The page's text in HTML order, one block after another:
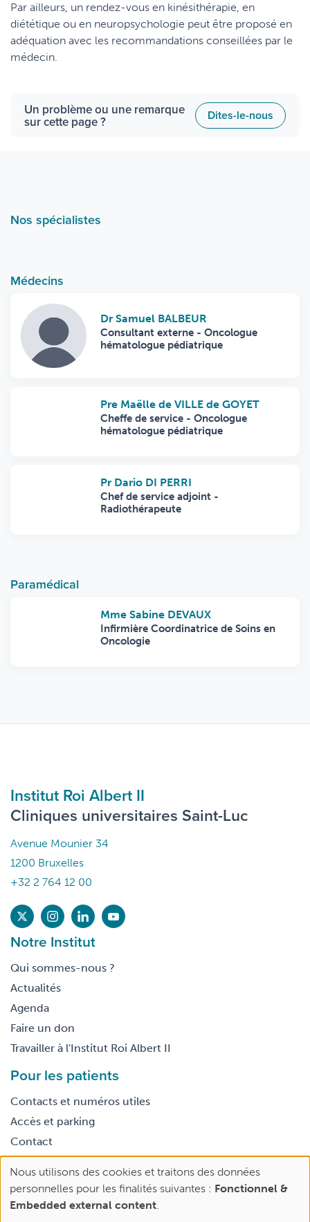
Par ailleurs, un rendez-vous en kinésithérapie, en
diététique ou en neuropsychologie peut être proposé en
adéquation avec les recommandations conseillées par le
médecin.
Un problème ou une remarque
sur cette page ? Dites-le-nous
Nos spécialistes
Médecins
Dr Samuel BALBEUR
Consultant externe - Oncologue
hématologue pédiatrique
Pre Maëlle de VILLE de GOYET
Cheffe de service - Oncologue
hématologue pédiatrique
Pr Dario DI PERRI
Chef de service adjoint -
Radiothérapeute
Paramédical
Mme Sabine DEVAUX
Infirmière Coordinatrice de Soins en
Oncologie
Institut Roi Albert II
Cliniques universitaires Saint-Luc
Avenue Mounier 34
1200 Bruxelles
+32 2 764 12 00
Notre Institut
Qui sommes-nous ?
Actualités
Agenda
Faire un don
Travailler à l'Institut Roi Albert II
Pour les patients
Contacts et numéros utiles
Accès et parking
Contact
Footer
legal
Conditions générales d’utilisation
Use
of
personal
Nous utilisons des cookies et traitons des données
personnelles pour les finalités suivantes : Fonctionnel &
Embedded external content.